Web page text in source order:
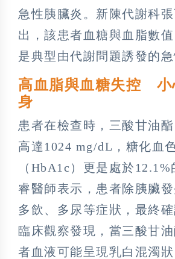
急性胰臟炎。新陳代謝科
出，該患者血糖與血脂數值
是典型由代謝問題誘發的急
高血脂與血糖失控 小
身
患者在檢查時，三酸甘油
高達1024 mg/dL，糖化血
（HbA1c）更是處於
睿醫師表示，患者除胰臟
多飲、多尿等症狀，最終確
臨床觀察發現，當三酸甘
者血液可能呈現乳白混濁